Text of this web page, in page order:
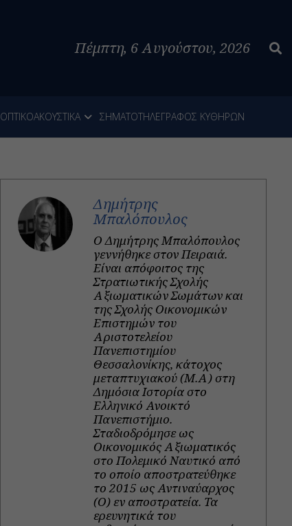
Πέμπτη, 6 Αυγούστου, 2026
ΟΠΤΙΚΟΑΚΟΥΣΤΙΚΑ ΣΗΜΑΤΟΤΗΛΕΓΡΑΦΟΣ ΚΥΘΗΡΩΝ
Δημήτρης
Μπαλόπουλος
Ο Δημήτρης Μπαλόπουλος
γεννήθηκε στον Πειραιά.
Είναι απόφοιτος της
Στρατιωτικής Σχολής
Αξιωματικών Σωμάτων και
της Σχολής Οικονομικών
Επιστημών του
Αριστοτελείου
Πανεπιστημίου
Θεσσαλονίκης, κάτοχος
μεταπτυχιακού (Μ.Α) στη
Δημόσια Ιστορία στο
Ελληνικό Ανοικτό
Πανεπιστήμιο.
Σταδιοδρόμησε ως
Οικονομικός Αξιωματικός
στο Πολεμικό Ναυτικό από
το οποίο αποστρατεύθηκε
το 2015 ως Αντιναύαρχος
(Ο) εν αποστρατεία. Τα
ερευνητικά του